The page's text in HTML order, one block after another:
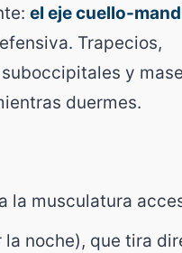
el eje cuello-
Trapecios,
y
duermes.
la musculatura
la noche), que tira